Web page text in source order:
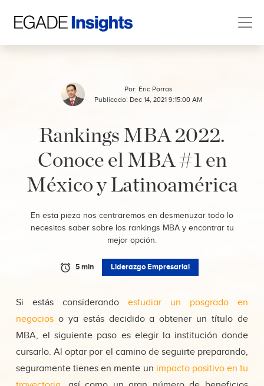
Por: Eric Porras
Publicado: Dec 14, 2021 9:15:00 AM
Rankings MBA 2022.
Conoce el MBA #1 en
México y Latinoamérica
En esta pieza nos centraremos en desmenuzar todo lo
necesitas saber sobre los rankings MBA y encontrar tu
mejor opción.
5 min Liderazgo Empresarial
Si estás considerando estudiar un posgrado en
negocios o ya estás decidido a obtener un título de
MBA, el siguiente paso es elegir la institución donde
cursarlo. Al optar por el camino de seguirte preparando,
seguramente tienes en mente un impacto positivo en tu